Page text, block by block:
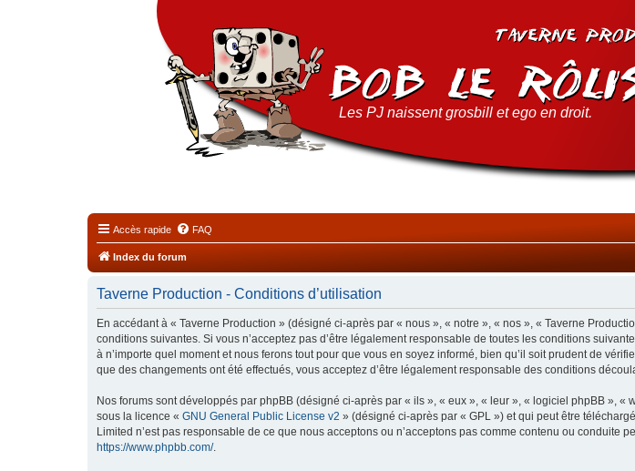
Les PJ naissent grosbill et ego en droit.
Accès rapide FAQ
Index du forum
Taverne Production - Conditions d’utilisation
En accédant à « Taverne Production » (désigné ci-après par « nous », « notre », « nos », « Taverne
conditions suivantes. Si vous n’acceptez pas d’être légalement responsable de toutes les conditions
à n’importe quel moment et nous ferons tout pour que vous en soyez informé, bien qu’il soit prudent de
que des changements ont été effectués, vous acceptez d’être légalement responsable des conditions
Nos forums sont développés par phpBB (désigné ci-après par « ils », « eux », « leur », « logiciel phpBB »,
sous la licence « GNU General Public License v2 » (désigné ci-après par « GPL ») et qui peut être
Limited n’est pas responsable de ce que nous acceptons ou n’acceptons pas comme contenu ou conduite
https://www.phpbb.com/.